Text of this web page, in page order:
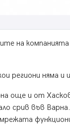
на
региони няма и
още и от
срив във